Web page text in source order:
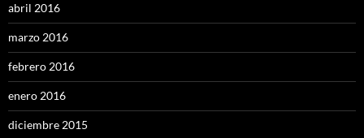
abril 2016
marzo 2016
febrero 2016
enero 2016
diciembre 2015